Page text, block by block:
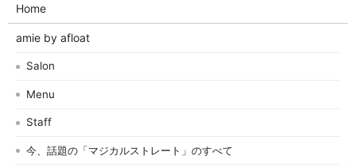
Home
amie by afloat
Salon
Menu
Staff
今、話題の「マジカルストレート」のすべて